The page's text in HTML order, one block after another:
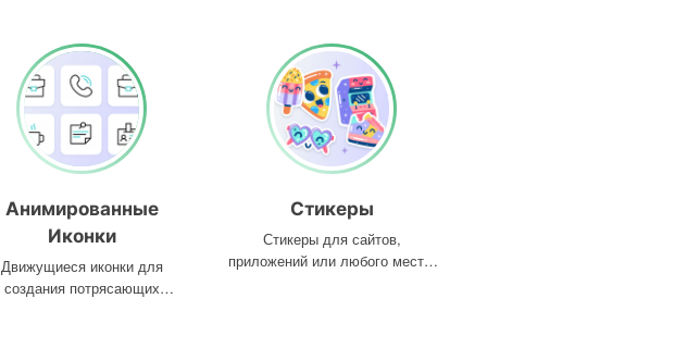
Анимированные
Иконки
Движущиеся иконки для
создания потрясающих
Стикеры
Стикеры для сайтов,
приложений или любого места,